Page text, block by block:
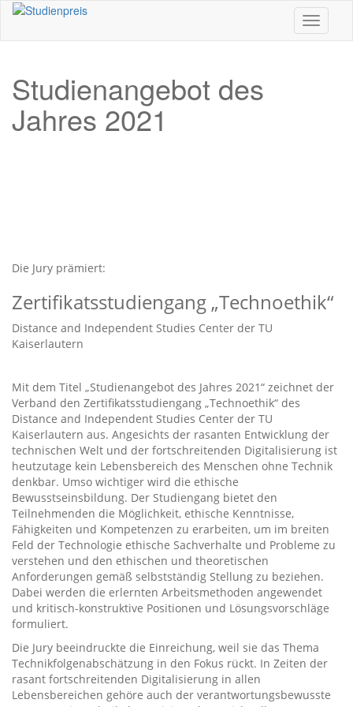
Toggle
Studienangebot des
Jahres 2021
Die Jury prämiert:
Zertifikatsstudiengang „Technoethik“
Distance and Independent Studies Center der TU
Kaiserlautern
Mit dem Titel „Studienangebot des Jahres 2021“ zeichnet der
Verband den Zertifikatsstudiengang „Technoethik“ des
Distance and Independent Studies Center der TU
Kaiserlautern aus. Angesichts der rasanten Entwicklung der
technischen Welt und der fortschreitenden Digitalisierung ist
heutzutage kein Lebensbereich des Menschen ohne Technik
denkbar. Umso wichtiger wird die ethische
Bewusstseinsbildung. Der Studiengang bietet den
Teilnehmenden die Möglichkeit, ethische Kenntnisse,
Fähigkeiten und Kompetenzen zu erarbeiten, um im breiten
Feld der Technologie ethische Sachverhalte und Probleme zu
verstehen und den ethischen und theoretischen
Anforderungen gemäß selbstständig Stellung zu beziehen.
Dabei werden die erlernten Arbeitsmethoden angewendet
und kritisch-konstruktive Positionen und Lösungsvorschläge
formuliert.
Die Jury beeindruckte die Einreichung, weil sie das Thema
Technikfolgenabschätzung in den Fokus rückt. In Zeiten der
rasant fortschreitenden Digitalisierung in allen
Lebensbereichen gehöre auch der verantwortungsbewusste